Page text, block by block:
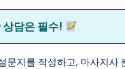
담은 필수!
문지를 작성하고, 마사지